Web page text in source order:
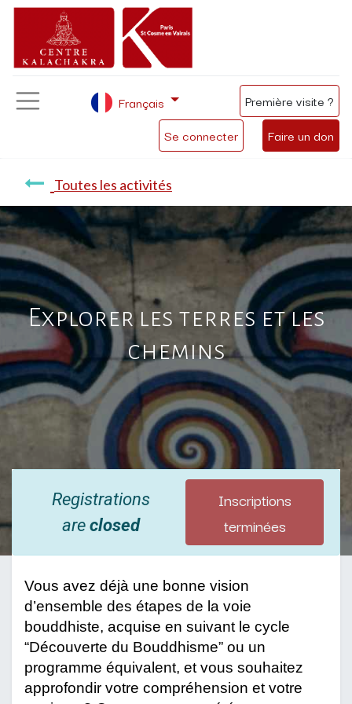
Se connecter Faire un don
Français Première visite ?
Toutes les activités
Explorer les terres et les
chemins
Registrations
areclosed
Inscriptions
terminées
Vous avez déjà une bonne vision
d’ensemble des étapes de la voie
bouddhiste, acquise en suivant le cycle
“Découverte du Bouddhisme” ou un
programme équivalent, et vous souhaitez
approfondir votre compréhension et votre